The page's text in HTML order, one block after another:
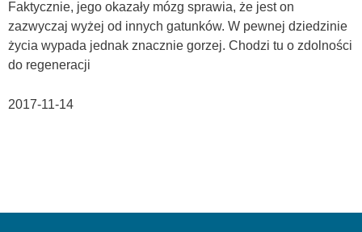
Faktycznie, jego okazały mózg sprawia, że jest on
zazwyczaj wyżej od innych gatunków. W pewnej dziedzinie
życia wypada jednak znacznie gorzej. Chodzi tu o zdolności
do regeneracji
2017-11-14